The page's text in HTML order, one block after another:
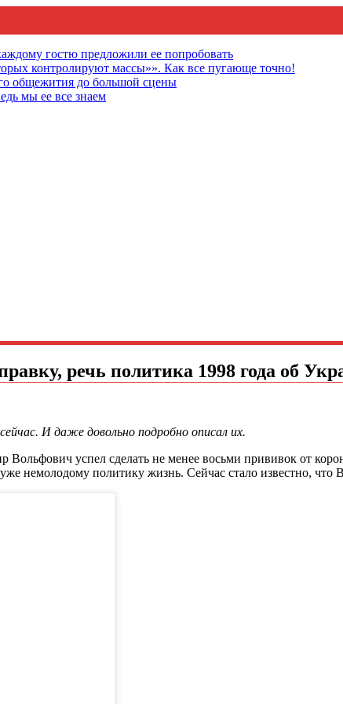
гостю предложили ее попробовать
контролируют массы»». Как все пугающе точно!
общежития до большой сцены
мы ее все знаем
речь политика 1998 года об
И даже довольно подробно описал их.
успел сделать не менее восьми прививок от
немолодому политику жизнь. Сейчас стало известно, что